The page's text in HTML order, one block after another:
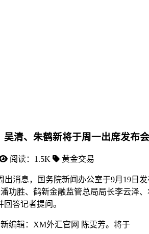
清、朱鹤新将于周一出席发布会
阅读：1.5K 黄金交易
消息，国务院新闻办公室于9月19日
功胜、鹤新金融监管总局局长李云泽
答记者提问。
编辑：XM外汇官网 陈雯芳。将于